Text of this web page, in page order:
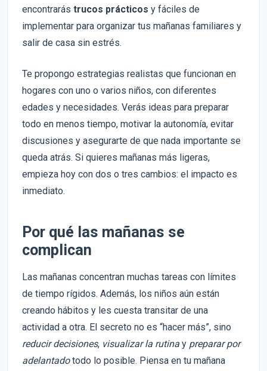
encontrarás trucos prácticos y fáciles de
implementar para organizar tus mañanas familiares y
salir de casa sin estrés.
Te propongo estrategias realistas que funcionan en
hogares con uno o varios niños, con diferentes
edades y necesidades. Verás ideas para preparar
todo en menos tiempo, motivar la autonomía, evitar
discusiones y asegurarte de que nada importante se
queda atrás. Si quieres mañanas más ligeras,
empieza hoy con dos o tres cambios: el impacto es
inmediato.
Por qué las mañanas se
complican
Las mañanas concentran muchas tareas con límites
de tiempo rígidos. Además, los niños aún están
creando hábitos y les cuesta transitar de una
actividad a otra. El secreto no es “hacer más”, sino
reducir decisiones, visualizar la rutina y preparar por
adelantadotodo lo posible. Piensa en tu mañana